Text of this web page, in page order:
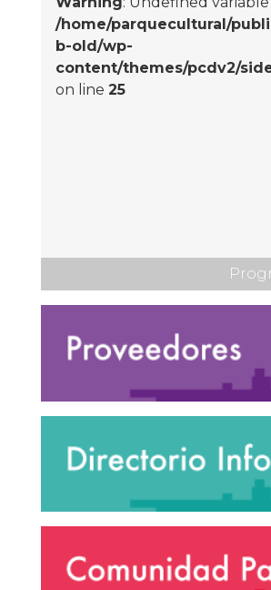
/home/parquecultural/
b-old/wp-
content/themes/pcdv2/
on line 25